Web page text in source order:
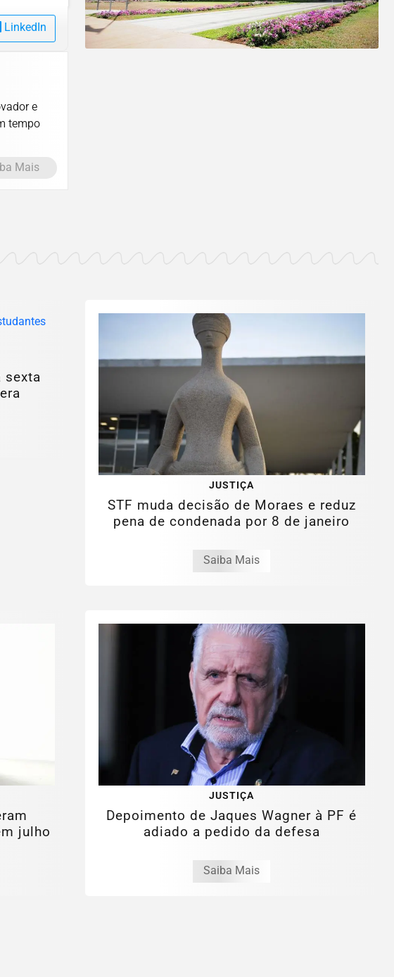
LinkedIn
e
tempo
Mais
sexta
JUSTIÇA
STF muda decisão de Moraes e reduz
pena de condenada por 8 de janeiro
Saiba Mais
julho
JUSTIÇA
Depoimento de Jaques Wagner à PF é
adiado a pedido da defesa
Saiba Mais